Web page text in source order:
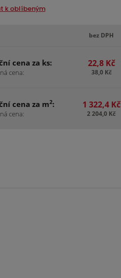
k oblíbeným
bez DPH
cena za ks:
cena:
22,8 Kč
38,0 Kč
cena za m2:
cena:
1 322,4 Kč
2 204,0 Kč